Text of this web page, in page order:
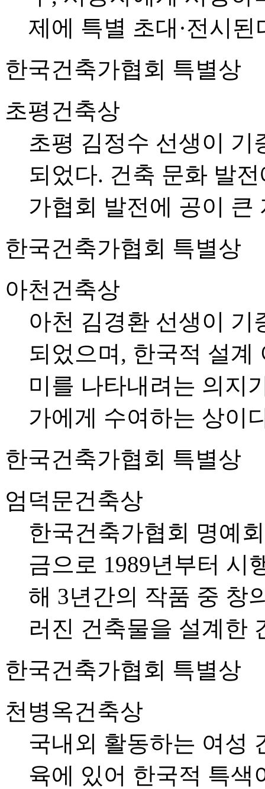
제에 특별 초대·전시된
한국건축가협회 특별상
초평건축상
초평 김정수 선생이 기
되었다. 건축 문화 발
가협회 발전에 공이 큰
한국건축가협회 특별상
아천건축상
아천 김경환 선생이 기
되었으며, 한국적 설계
미를 나타내려는 의지
가에게 수여하는 상이
한국건축가협회 특별상
엄덕문건축상
한국건축가협회 명예
금으로 1989년부터 시
해 3년간의 작품 중 창
러진 건축물을 설계한
한국건축가협회 특별상
천병옥건축상
국내외 활동하는 여성
육에 있어 한국적 특색